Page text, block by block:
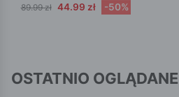
89.99 zł 44.99 zł -50%
OSTATNIO OGLĄDANE